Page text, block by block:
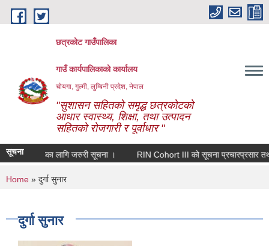
Skip to main content
छत्रकोट गाउँपालिका
गाउँ कार्यपालिकाको कार्यालय
चोयगा, गुल्मी, लुम्बिनी प्रदेश, नेपाल
"सुशासन सहितको समृद्ध छत्रकोटको
आधार स्वास्थ्य, शिक्षा, तथा उत्पादन
सहितको रोजगारी र पूर्वाधार "
सूचना
संस्थाहरूका लागि जरुरी सूचना । RIN Cohort III को सूचना प्रचारप्रसार तथा
You are here
Home » दुर्गा सुनार
दुर्गा सुनार